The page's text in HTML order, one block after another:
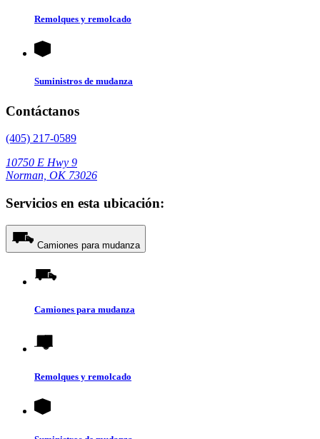
Remolques y remolcado
Suministros de mudanza
Contáctanos
(405) 217-0589
10750 E Hwy 9
Norman, OK 73026
Servicios en esta ubicación:
Camiones para mudanza
Camiones para mudanza
Remolques y remolcado